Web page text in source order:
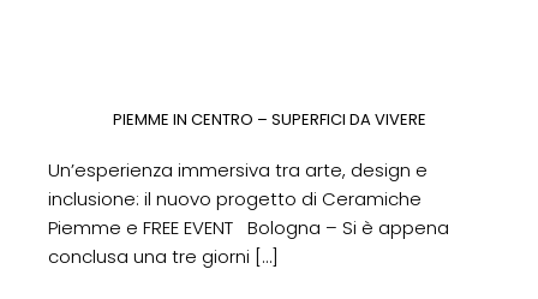
PIEMME IN CENTRO – SUPERFICI DA VIVERE
Un’esperienza immersiva tra arte, design e
inclusione: il nuovo progetto di Ceramiche
Piemme e FREE EVENT Bologna – Si è appena
conclusa una tre giorni […]